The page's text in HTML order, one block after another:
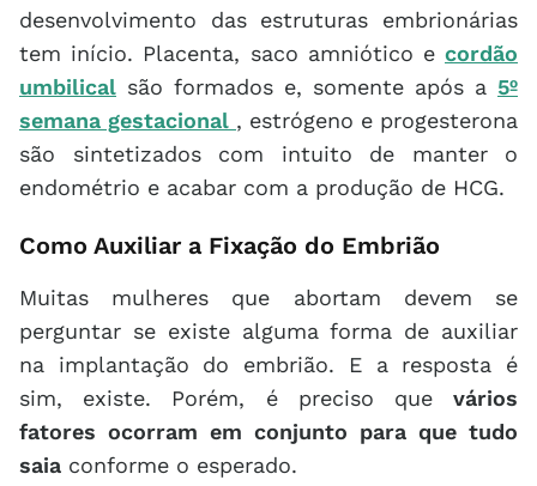
desenvolvimento das estruturas embrionárias
tem início. Placenta, saco amniótico e cordão
umbilical são formados e, somente após a 5º
semana gestacional , estrógeno e progesterona
são sintetizados com intuito de manter o
endométrio e acabar com a produção de HCG.
Como Auxiliar a Fixação do Embrião
Muitas mulheres que abortam devem se
perguntar se existe alguma forma de auxiliar
na implantação do embrião. E a resposta é
sim, existe. Porém, é preciso que vários
fatores ocorram em conjunto para que tudo
saia conforme o esperado.